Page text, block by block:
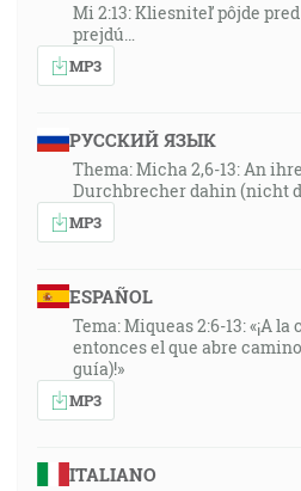
Mi 2:13: Kliesniteľ pôjde
prejdú…
MP3
РУССКИЙ ЯЗЫК
Thema: Micha 2,6-13: An
Durchbrecher dahin (nicht
MP3
ESPAÑOL
Tema: Miqueas 2:6-13: «¡A
entonces el que abre
guía)!»
MP3
ITALIANO